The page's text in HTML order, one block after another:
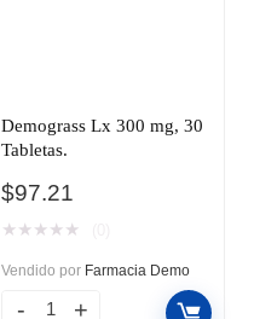
Demograss Lx 300 mg, 30
Tabletas.
$97.21
★ ★ ★ ★ ★
Vendido por Farmacia Demo